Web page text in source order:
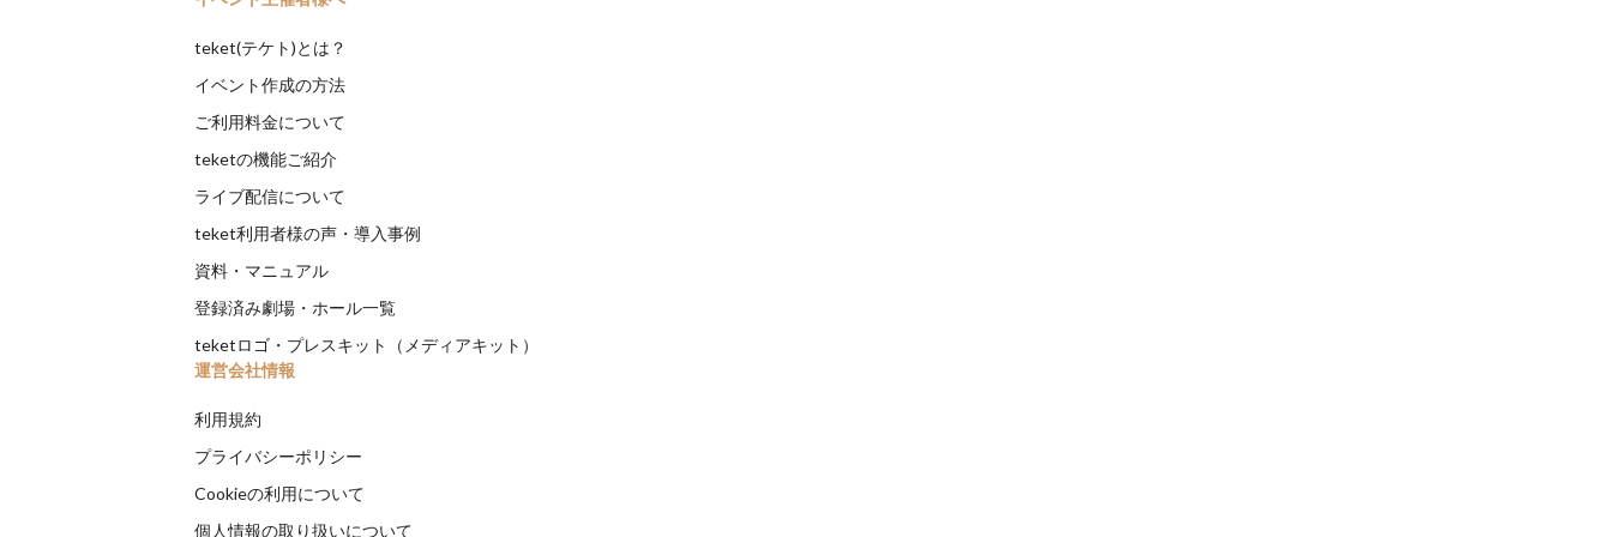
teket(テケト)とは？
イベント作成の方法
ご利用料金について
teketの機能ご紹介
ライブ配信について
teket利用者様の声・導入事例
資料・マニュアル
登録済み劇場・ホール一覧
teketロゴ・プレスキット（メディアキット）
運営会社情報
利用規約
プライバシーポリシー
Cookieの利用について
個人情報の取り扱いについて